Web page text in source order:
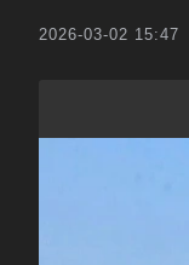
2026-03-02 15:47